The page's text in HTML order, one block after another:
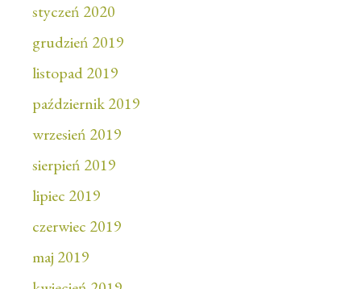
styczeń 2020
grudzień 2019
listopad 2019
październik 2019
wrzesień 2019
sierpień 2019
lipiec 2019
czerwiec 2019
maj 2019